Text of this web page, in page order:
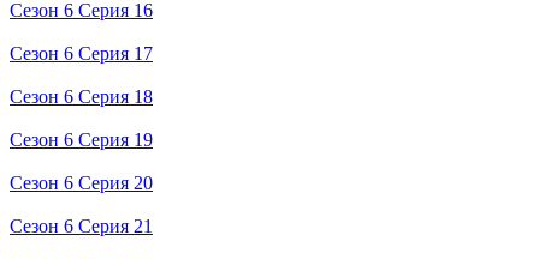
Сезон 6 Серия 16
Сезон 6 Серия 17
Сезон 6 Серия 18
Сезон 6 Серия 19
Сезон 6 Серия 20
Сезон 6 Серия 21